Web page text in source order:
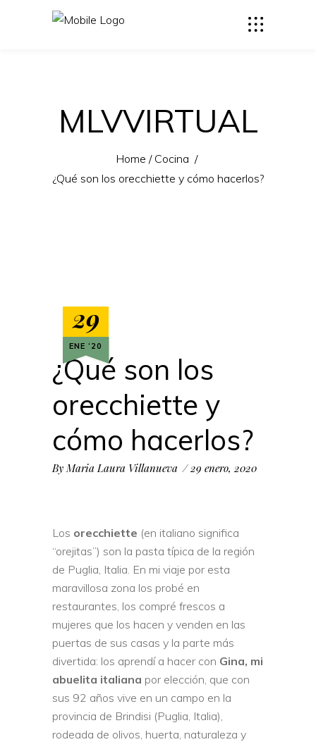
MLVVIRTUAL
Home / Cocina /
¿Qué son los orecchiette y cómo hacerlos?
29
ENE ‘20
¿Qué son los
orecchiette y
cómo hacerlos?
ByMaria Laura Villanueva 29 enero, 2020
Los orecchiette (en italiano significa
“orejitas”) son la pasta típica de la región
de Puglia, Italia. En mi viaje por esta
maravillosa zona los probé en
restaurantes, los compré frescos a
mujeres que los hacen y venden en las
puertas de sus casas y la parte más
divertida: los aprendí a hacer con Gina, mi
abuelita italiana por elección, que con
sus 92 años vive en un campo en la
provincia de Brindisi (Puglia, Italia),
rodeada de olivos, huerta, naturaleza y